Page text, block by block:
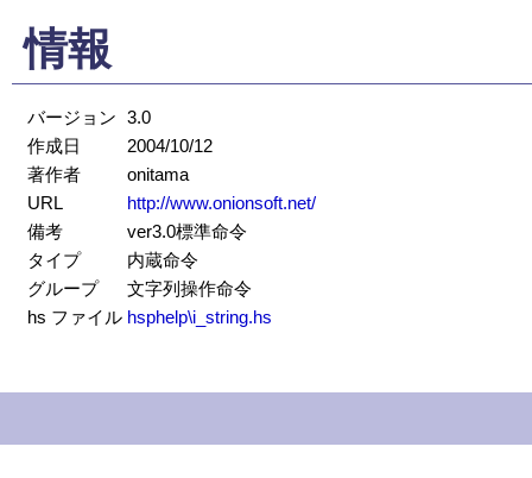
情報
バージョン 3.0
作成日
2004/10/12
著作者
onitama
URL
http://www.onionsoft.net/
備考
ver3.0標準命令
タイプ
内蔵命令
グループ
文字列操作命令
hs ファイル hsphelp\i_string.hs